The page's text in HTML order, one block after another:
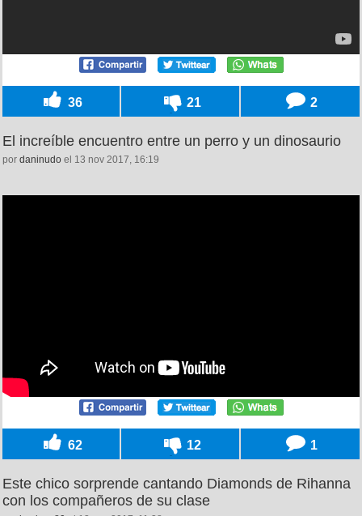
36 21 2
El increíble encuentro entre un perro y un dinosaurio
por daninudo el 13 nov 2017, 16:19
62 12 1
Este chico sorprende cantando Diamonds de Rihanna
con los compañeros de su clase